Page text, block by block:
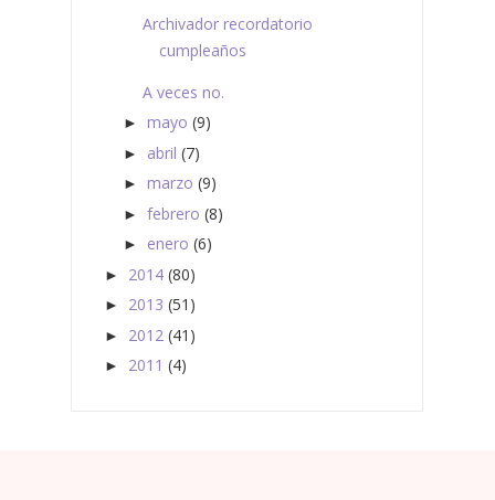
Archivador recordatorio
cumpleaños
A veces no.
► mayo (9)
► abril (7)
► marzo (9)
► febrero (8)
► enero (6)
► 2014 (80)
► 2013 (51)
► 2012 (41)
► 2011 (4)